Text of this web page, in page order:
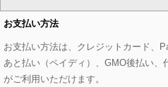
eur3
Maison de CINQ
その他のトップス
セットアップスカート
セットアップワンピース
モッズコート
ステンカラーコート
帽子
ヘアアクセサリー
ブレスレット・バングル
ブローチ・コサージュ
ショルダーバッグ
ボストンバッグ
パンプス
スニーカー
すべてのアートフラワー
ローズ
お支払い方法
お支払い方法は、クレジットカード、
あと払い（ペイディ）、GMO後払い、
がご利用いただけます。